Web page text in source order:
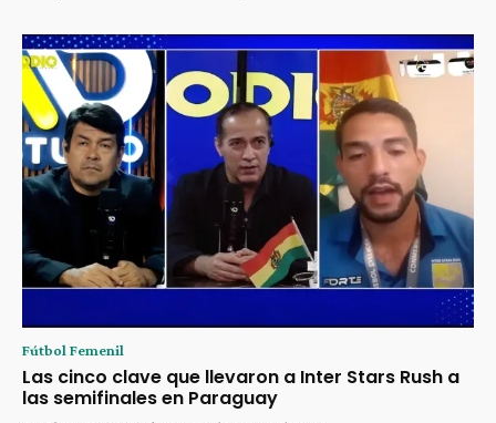
Fútbol Femenil
Las cinco clave que llevaron a Inter Stars Rush a
las semifinales en Paraguay